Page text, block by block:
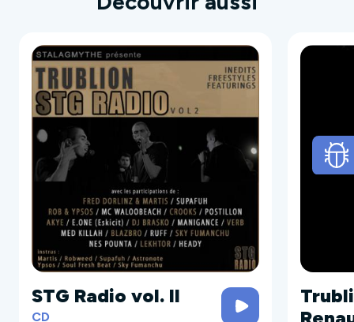
STG Radio vol. II
CD